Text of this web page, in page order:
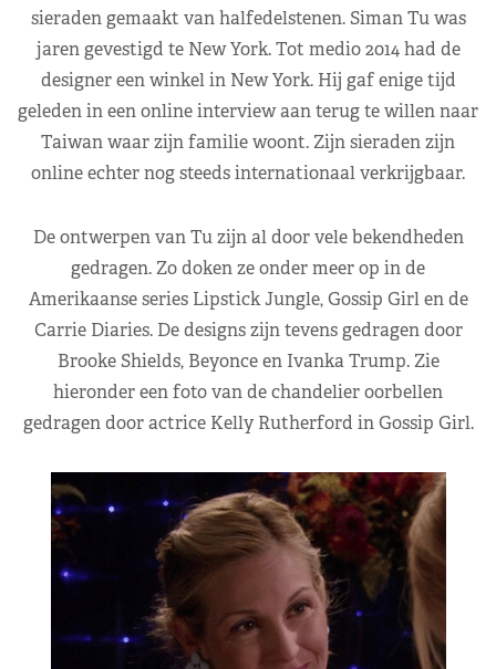
sieraden gemaakt van halfedelstenen. Siman Tu was
jaren gevestigd te New York. Tot medio 2014 had de
designer een winkel in New York. Hij gaf enige tijd
geleden in een online interview aan terug te willen naar
Taiwan waar zijn familie woont. Zijn sieraden zijn
online echter nog steeds internationaal verkrijgbaar.
De ontwerpen van Tu zijn al door vele bekendheden
gedragen. Zo doken ze onder meer op in de
Amerikaanse series Lipstick Jungle, Gossip Girl en de
Carrie Diaries. De designs zijn tevens gedragen door
Brooke Shields, Beyonce en Ivanka Trump. Zie
hieronder een foto van de chandelier oorbellen
gedragen door actrice Kelly Rutherford in Gossip Girl.